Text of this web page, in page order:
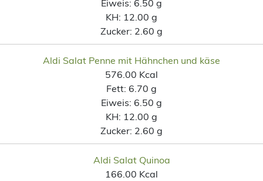
Eiweis: 6.50 g
KH: 12.00 g
Zucker: 2.60 g
Aldi Salat Penne mit Hähnchen und käse
576.00 Kcal
Fett: 6.70 g
Eiweis: 6.50 g
KH: 12.00 g
Zucker: 2.60 g
Aldi Salat Quinoa
166.00 Kcal